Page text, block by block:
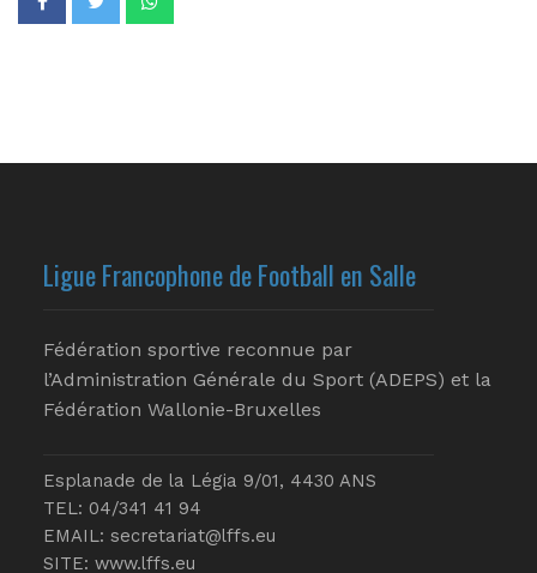
Ligue Francophone de Football en Salle
Fédération sportive reconnue par
l’Administration Générale du Sport (ADEPS) et la
Fédération Wallonie-Bruxelles
Esplanade de la Légia 9/01, 4430 ANS
TEL: 04/341 41 94
EMAIL: secretariat@lffs.eu
SITE: www.lffs.eu